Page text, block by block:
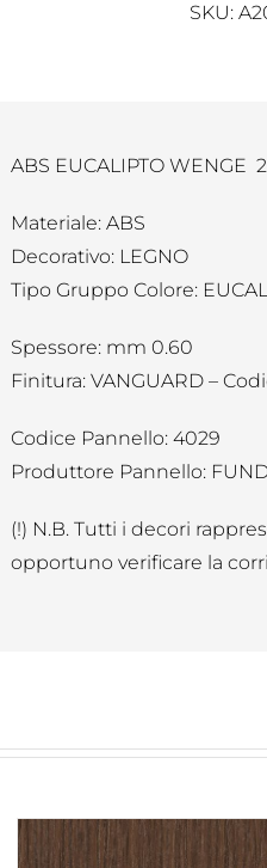
SKU:
ABS EUCALIPTO WENGE
Materiale: ABS
Decorativo: LEGNO
Tipo Gruppo Colore:
Spessore: mm 0.60
Finitura: VANGUARD –
Codice Pannello: 4029
Produttore Pannello:
(!) N.B. Tutti i decori
opportuno verificare la